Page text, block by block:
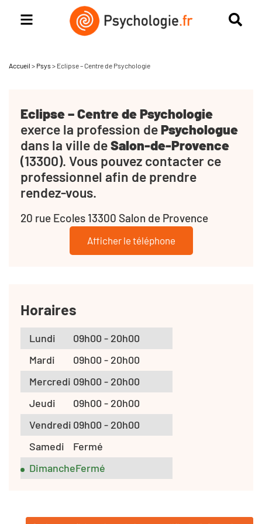
Accueil > Psys > Eclipse – Centre de Psychologie
Eclipse – Centre de Psychologie
exerce la profession dePsychologue
dans la ville deSalon-de-Provence
(13300). Vous pouvez contacter ce
professionnel afin de prendre
rendez-vous.
20 rue Ecoles 13300 Salon de Provence
Afficher le téléphone
Horaires
Lundi
09h00 - 20h00
Mardi
09h00 - 20h00
Mercredi 09h00 - 20h00
Jeudi
09h00 - 20h00
Vendredi 09h00 - 20h00
Samedi
Fermé
DimancheFermé